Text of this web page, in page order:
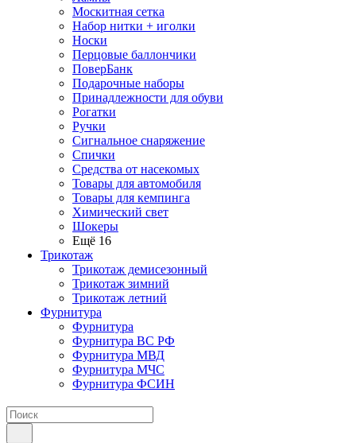
Москитная сетка
Набор нитки + иголки
Носки
Перцовые баллончики
ПоверБанк
Подарочные наборы
Принадлежности для обуви
Рогатки
Ручки
Сигнальное снаряжение
Спички
Средства от насекомых
Товары для автомобиля
Товары для кемпинга
Химический свет
Шокеры
Ещё 16
Трикотаж
Трикотаж демисезонный
Трикотаж зимний
Трикотаж летний
Фурнитура
Фурнитура
Фурнитура ВС РФ
Фурнитура МВД
Фурнитура МЧС
Фурнитура ФСИН